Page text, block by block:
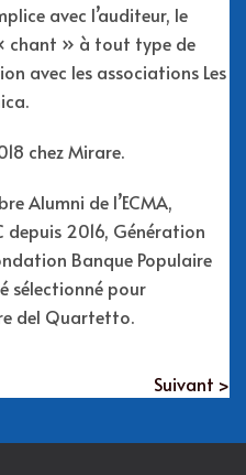
avec l’auditeur, le
chant » à tout type de
avec les associations Les
chez Mirare.
Alumni de l’ECMA,
2016, Génération
Banque Populaire
sélectionné pour
del Quartetto.
Suivant >